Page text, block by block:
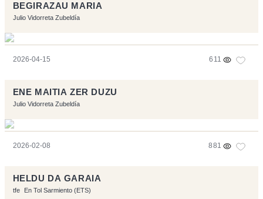
BEGIRAZAU MARIA
Julio Vidorreta Zubeldía
2026-04-15 611
ENE MAITIA ZER DUZU
Julio Vidorreta Zubeldía
2026-02-08 881
HELDU DA GARAIA
tfe En Tol Sarmiento (ETS)